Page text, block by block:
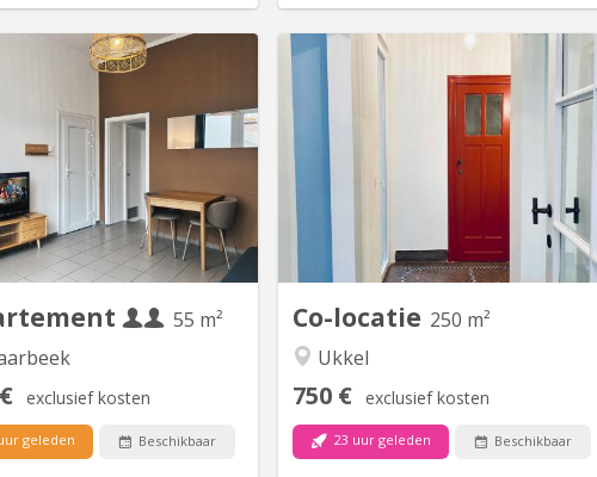
55 m²
exclusief kosten
geleden Beschikbaar
de 55 m² entièrement
rénové en 2026, lumineux et
idéalement conçu pour
deux colocataires calmes et
respectueux. Il comprend deux
distinctes (une chambre
de 15 m² avec lit deux places,
chambre simple de 8 m²) ainsi
Co-locatie 250 m²
Ukkel
750 € exclusief kosten
23 uur geleden Beschikbaar
BK 20276
2 superbes chambres avec salle de
bain privative à louer – Uccle
(Vanderkindere) Vous recherchez un
logement confortable, chaleureux et
idéalement situé à Bruxelles ? Deux
magnifiques chambres entièrement
meublées avec salle de bain privative
seront prochainement disponibles